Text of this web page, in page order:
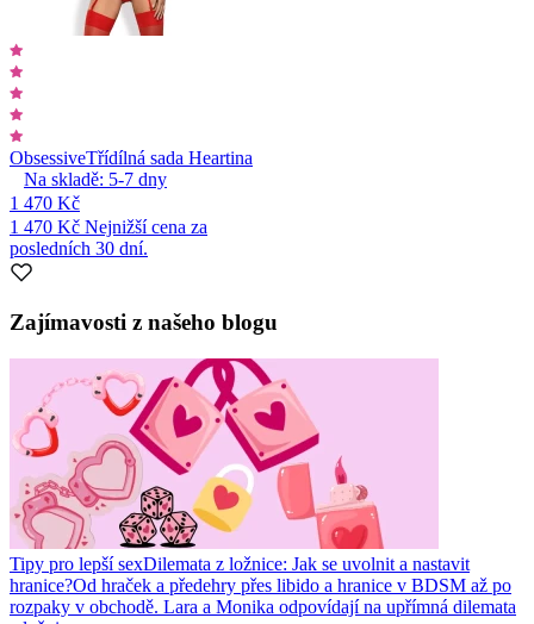
ObsessiveTřídílná sada Heartina
Na skladě: 5-7 dny
1 470 Kč
1 470 Kč Nejnižší cena za
posledních 30 dní.
Zajímavosti z našeho blogu
Tipy pro lepší sexDilemata z ložnice: Jak se uvolnit a nastavit
hranice?Od hraček a předehry přes libido a hranice v BDSM až po
rozpaky v obchodě. Lara a Monika odpovídají na upřímná dilemata